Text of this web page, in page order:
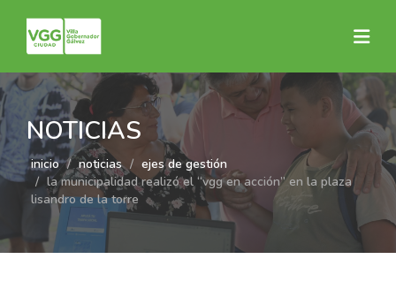
NOTICIAS
inicio noticias
ejes de gestión
la municipalidad realizó el “vgg en acción” en la plaza
lisandro de la torre